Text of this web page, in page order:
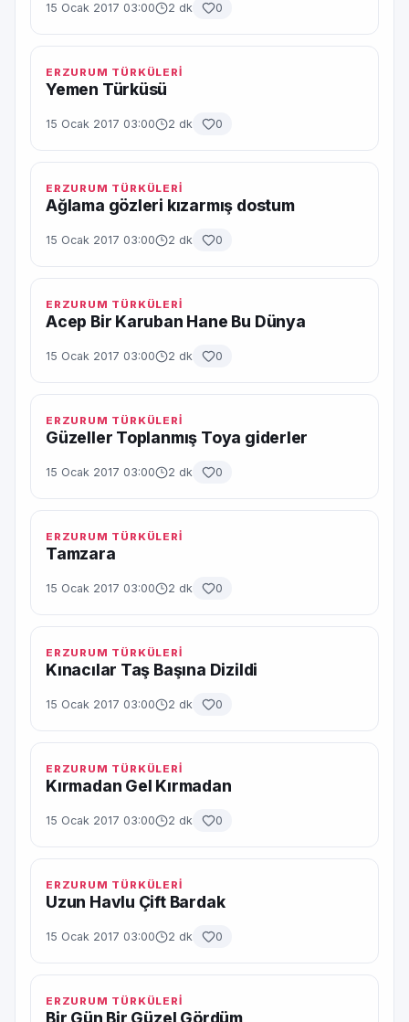
15 Ocak 2017 03:00 2 dk 0
ERZURUM TÜRKÜLERİ
Yemen Türküsü
15 Ocak 2017 03:00 2 dk 0
ERZURUM TÜRKÜLERİ
Ağlama gözleri kızarmış dostum
15 Ocak 2017 03:00 2 dk 0
ERZURUM TÜRKÜLERİ
Acep Bir Karuban Hane Bu Dünya
15 Ocak 2017 03:00 2 dk 0
ERZURUM TÜRKÜLERİ
Güzeller Toplanmış Toya giderler
15 Ocak 2017 03:00 2 dk 0
ERZURUM TÜRKÜLERİ
Tamzara
15 Ocak 2017 03:00 2 dk 0
ERZURUM TÜRKÜLERİ
Kınacılar Taş Başına Dizildi
15 Ocak 2017 03:00 2 dk 0
ERZURUM TÜRKÜLERİ
Kırmadan Gel Kırmadan
15 Ocak 2017 03:00 2 dk 0
ERZURUM TÜRKÜLERİ
Uzun Havlu Çift Bardak
15 Ocak 2017 03:00 2 dk 0
ERZURUM TÜRKÜLERİ
Bir Gün Bir Güzel Gördüm